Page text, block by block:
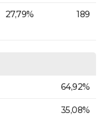
27,79% 189
64,92%
35,08%